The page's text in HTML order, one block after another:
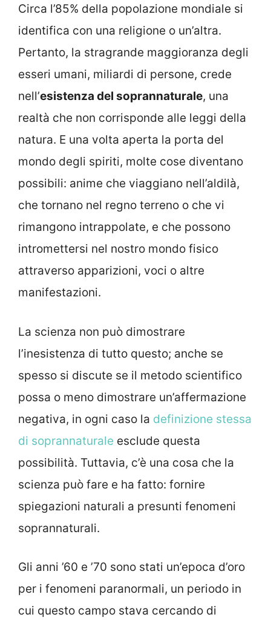
Circa l’85% della popolazione mondiale si
identifica con una religione o un’altra.
Pertanto, la stragrande maggioranza degli
esseri umani, miliardi di persone, crede
nell’esistenza del soprannaturale, una
realtà che non corrisponde alle leggi della
natura. E una volta aperta la porta del
mondo degli spiriti, molte cose diventano
possibili: anime che viaggiano nell’aldilà,
che tornano nel regno terreno o che vi
rimangono intrappolate, e che possono
intromettersi nel nostro mondo fisico
attraverso apparizioni, voci o altre
manifestazioni.
La scienza non può dimostrare
l’inesistenza di tutto questo; anche se
spesso si discute se il metodo scientifico
possa o meno dimostrare un’affermazione
negativa, in ogni caso la definizione stessa
di soprannaturale esclude questa
possibilità. Tuttavia, c’è una cosa che la
scienza può fare e ha fatto: fornire
spiegazioni naturali a presunti fenomeni
soprannaturali.
Gli anni ’60 e ’70 sono stati un’epoca d’oro
per i fenomeni paranormali, un periodo in
cui questo campo stava cercando di